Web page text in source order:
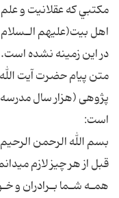
مكتبي كه عقلانيت و
اهل بيت(عليهم
در اين زمينه نشده است.
متن پیام حضرت آیت
پژوهی (هزار سال
است:
بسم الله الرحمن الرحيم
قبل از هر چيز لازم
همـه شـما بـرادران و